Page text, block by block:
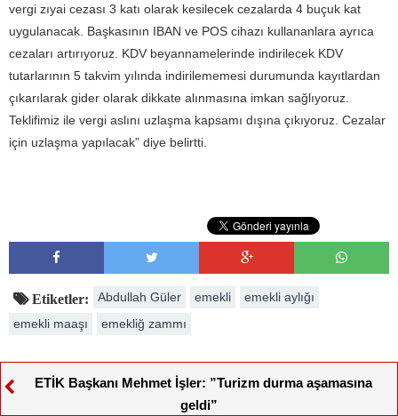
vergi zıyai cezası 3 katı olarak kesilecek cezalarda 4 buçuk kat
uygulanacak. Başkasının IBAN ve POS cihazı kullananlara ayrıca
cezaları artırıyoruz. KDV beyannamelerinde indirilecek KDV
tutarlarının 5 takvim yılında indirilememesi durumunda kayıtlardan
çıkarılarak gider olarak dikkate alınmasına imkan sağlıyoruz.
Teklifimiz ile vergi aslını uzlaşma kapsamı dışına çıkıyoruz. Cezalar
için uzlaşma yapılacak” diye belirtti.
Etiketler: Abdullah Güler emekli
emekli aylığı
emekli maaşı
emekliğ zammı
ETİK Başkanı Mehmet İşler: ”Turizm durma aşamasına
geldi”